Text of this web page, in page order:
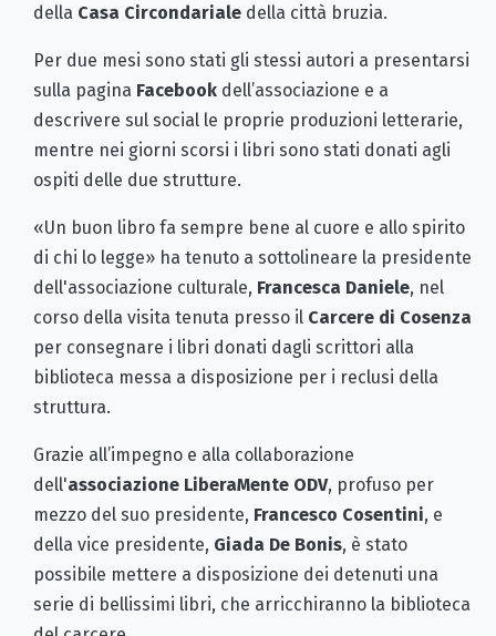
della Casa Circondariale della città bruzia.
Per due mesi sono stati gli stessi autori a presentarsi
sulla pagina Facebook dell’associazione e a
descrivere sul social le proprie produzioni letterarie,
mentre nei giorni scorsi i libri sono stati donati agli
ospiti delle due strutture.
«Un buon libro fa sempre bene al cuore e allo spirito
di chi lo legge» ha tenuto a sottolineare la presidente
dell'associazione culturale, Francesca Daniele, nel
corso della visita tenuta presso il Carcere di Cosenza
per consegnare i libri donati dagli scrittori alla
biblioteca messa a disposizione per i reclusi della
struttura.
Grazie all’impegno e alla collaborazione
dell'associazione LiberaMente ODV, profuso per
mezzo del suo presidente, Francesco Cosentini, e
della vice presidente, Giada De Bonis, è stato
possibile mettere a disposizione dei detenuti una
serie di bellissimi libri, che arricchiranno la biblioteca